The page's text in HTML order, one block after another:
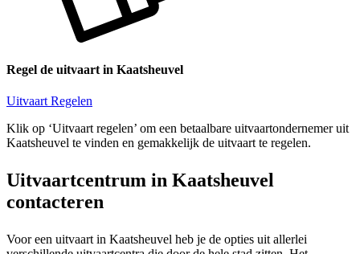
Regel de uitvaart in Kaatsheuvel
Uitvaart Regelen
Klik op ‘Uitvaart regelen’ om een betaalbare uitvaartondernemer uit
Kaatsheuvel te vinden en gemakkelijk de uitvaart te regelen.
Uitvaartcentrum in Kaatsheuvel
contacteren
Voor een uitvaart in Kaatsheuvel heb je de opties uit allerlei